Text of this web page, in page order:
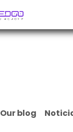
Our blog